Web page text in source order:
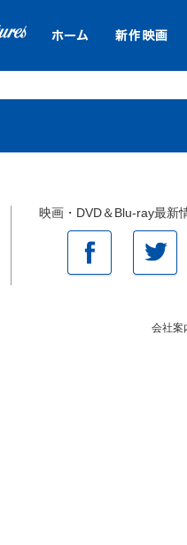
映画・DVD＆Blu-ray最新
会社案